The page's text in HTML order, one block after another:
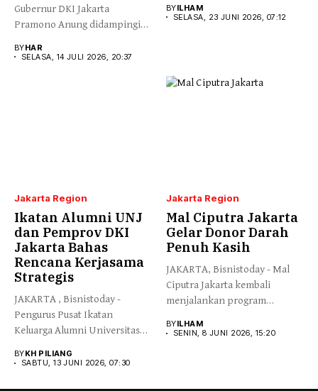
Gubernur DKI Jakarta
Pramono Anung didampingi
BYHAR
SELASA, 14 JULI 2026, 20:37
BYILHAM
SELASA, 23 JUNI 2026, 07:12
Jakarta Region
Ikatan Alumni UNJ
dan Pemprov DKI
Jakarta Bahas
Rencana Kerjasama
Strategis
JAKARTA , Bisnistoday -
Pengurus Pusat Ikatan
Keluarga Alumni Universitas
BYKH PILIANG
SABTU, 13 JUNI 2026, 07:30
Jakarta Region
Mal Ciputra Jakarta
Gelar Donor Darah
Penuh Kasih
JAKARTA, Bisnistoday - Mal
Ciputra Jakarta kembali
menjalankan program
Responsibility...
BYILHAM
SENIN, 8 JUNI 2026, 15:20